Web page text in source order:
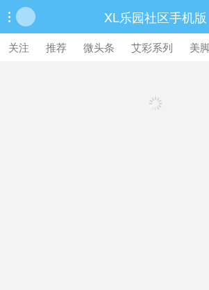
 XL乐园社区手机版
关注 推荐 微头条 艾彩系列 美
繁體中文版